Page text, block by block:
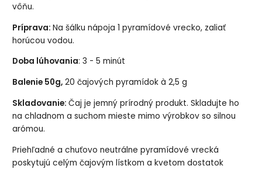
vôňu.
Príprava:Na šálku nápoja 1 pyramídové vrecko, zaliať
horúcou vodou.
Doba lúhovania: 3 - 5 minút
Balenie 50g,20 čajových pyramídok à 2,5 g
Skladovanie:Čaj je jemný prírodný produkt. Skladujte ho
na chladnom a suchom mieste mimo výrobkov so silnou
arómou.
Priehľadné a chuťovo neutrálne pyramídové vrecká
poskytujú celým čajovým lístkom a kvetom dostatok